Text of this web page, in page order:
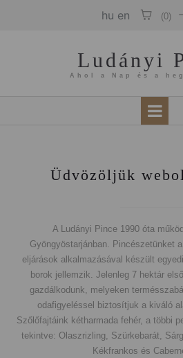
hu en (0)
Ludányi
Ahol a Nap és a
Üdvözöljük
A Ludányi Pince 1990 óta
Gyöngyöstarjánban. Pincészetünket
eljárások alkalmazásával készült
borok jellemzik. Jelenleg 7 hektár
gazdálkodunk, melyeken
odafigyeléssel biztosítjuk a kiváló
Szőlőfajtáink kétharmada fehér, a többi
tekintve: Olaszrizling, Szürkebarát,
Kékfrankos és